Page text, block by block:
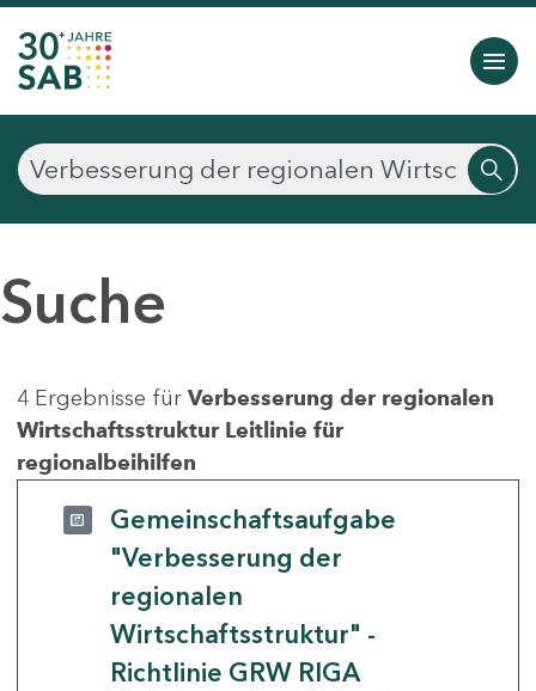
Suche
4 Ergebnisse für Verbesserung der regionalen
Wirtschaftsstruktur Leitlinie für
regionalbeihilfen
Gemeinschaftsaufgabe
"Verbesserung der
regionalen
Wirtschaftsstruktur" -
Richtlinie GRW RIGA